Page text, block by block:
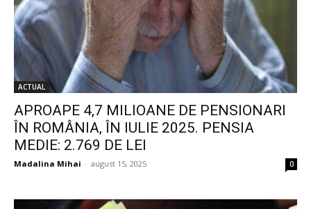
ACTUAL
APROAPE 4,7 MILIOANE DE PENSIONARI
ÎN ROMÂNIA, ÎN IULIE 2025. PENSIA
MEDIE: 2.769 DE LEI
Madalina Mihai - august 15, 2025 0